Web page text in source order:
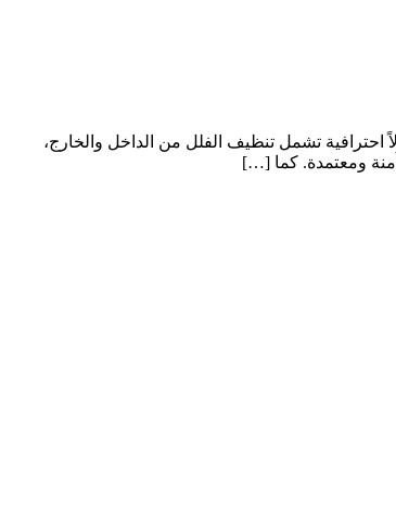
تشمل تنظيف الفلل من الداخل والخارج،
ومعتمدة. كما […]